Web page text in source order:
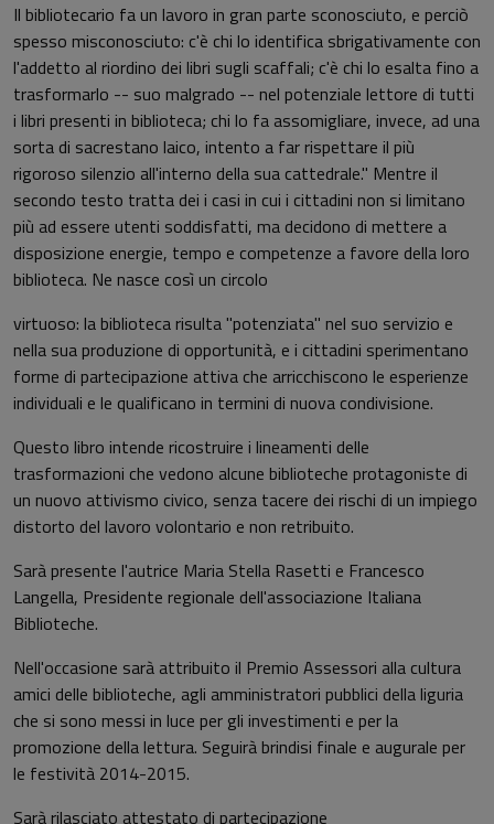
Il bibliotecario fa un lavoro in gran parte sconosciuto, e perciò
spesso misconosciuto: c'è chi lo identifica sbrigativamente con
l'addetto al riordino dei libri sugli scaffali; c'è chi lo esalta fino a
trasformarlo -- suo malgrado -- nel potenziale lettore di tutti
i libri presenti in biblioteca; chi lo fa assomigliare, invece, ad una
sorta di sacrestano laico, intento a far rispettare il più
rigoroso silenzio all'interno della sua cattedrale." Mentre il
secondo testo tratta dei i casi in cui i cittadini non si limitano
più ad essere utenti soddisfatti, ma decidono di mettere a
disposizione energie, tempo e competenze a favore della loro
biblioteca. Ne nasce così un circolo
virtuoso: la biblioteca risulta "potenziata" nel suo servizio e
nella sua produzione di opportunità, e i cittadini sperimentano
forme di partecipazione attiva che arricchiscono le esperienze
individuali e le qualificano in termini di nuova condivisione.
Questo libro intende ricostruire i lineamenti delle
trasformazioni che vedono alcune biblioteche protagoniste di
un nuovo attivismo civico, senza tacere dei rischi di un impiego
distorto del lavoro volontario e non retribuito.
Sarà presente l'autrice Maria Stella Rasetti e Francesco
Langella, Presidente regionale dell'associazione Italiana
Biblioteche.
Nell'occasione sarà attribuito il Premio Assessori alla cultura
amici delle biblioteche, agli amministratori pubblici della liguria
che si sono messi in luce per gli investimenti e per la
promozione della lettura. Seguirà brindisi finale e augurale per
le festività 2014-2015.
Sarà rilasciato attestato di partecipazione